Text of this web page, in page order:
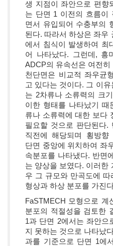
생 지점이 좌안으로 편향
는 단면 1 이전의 흐름이
면서 유입되어 수충부의
된다. 따라서 하상은 좌우
에서 침식이 발생하여 최
어 나타났다. 그런데, 흥
ADCP의 유속선은 여전
천단면은 비교적 좌우균
고 있다는 것이다. 그 이
는 2차류나 소류력의 크
이한 형태를 나타났기 때
류나 소류력에 대한 보다
필요할 것으로 판단된다.
직전에 해당되며 횡방향
단면 중앙에 위치하여 좌
속분포를 나타냈다. 반면
는 양상을 보였다. 이러한
우 그 규모와 만곡도에
형상과 하상 분포를 가진
FaSTMECH 모형으로 계
분포의 적절성을 검토한
1과 단면 2에서는 좌안으
지 못하는 것으로 나타났
과를 기준으로 단면 1에